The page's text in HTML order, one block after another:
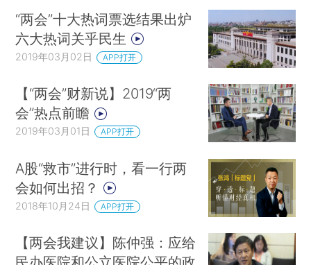
“两会”十大热词票选结果出炉
六大热词关乎民生
2019年03月02日 APP打开
【“两会”财新说】2019“两
会”热点前瞻
2019年03月01日 APP打开
A股“救市”进行时，看一行两
会如何出招？
2018年10月24日 APP打开
【两会我建议】陈仲强：应给